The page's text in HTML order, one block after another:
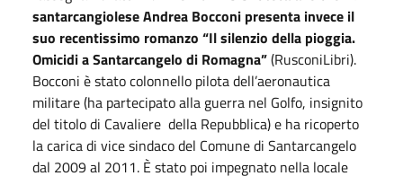
santarcangiolese Andrea Bocconi presenta invece il
suo recentissimo romanzo “Il silenzio della pioggia.
Omicidi a Santarcangelo di Romagna”(RusconiLibri).
Bocconi è stato colonnello pilota dell’aeronautica
militare (ha partecipato alla guerra nel Golfo, insignito
del titolo di Cavaliere della Repubblica) e ha ricoperto
la carica di vice sindaco del Comune di Santarcangelo
dal 2009 al 2011. È stato poi impegnato nella locale